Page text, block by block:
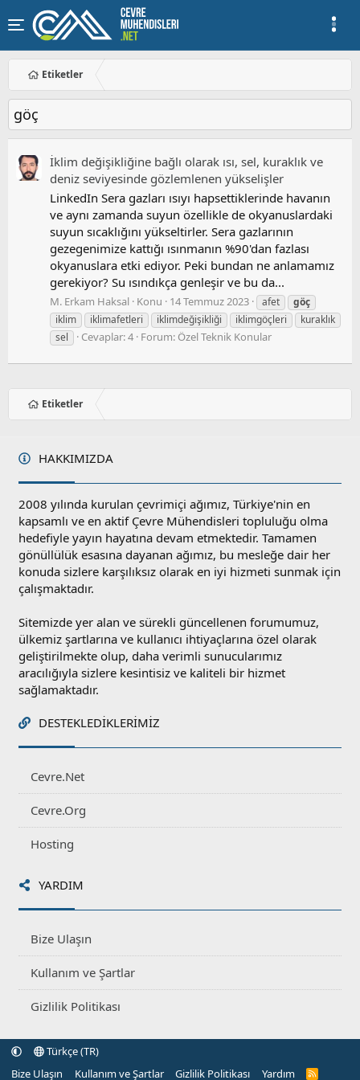
Etiketler
göç
İklim değişikliğine bağlı olarak ısı, sel, kuraklık ve
deniz seviyesinde gözlemlenen yükselişler
LinkedIn Sera gazları ısıyı hapsettiklerinde havanın
ve aynı zamanda suyun özellikle de okyanuslardaki
suyun sıcaklığını yükseltirler. Sera gazlarının
gezegenimize kattığı ısınmanın %90'dan fazlası
okyanuslara etki ediyor. Peki bundan ne anlamamız
gerekiyor? Su ısındıkça genleşir ve bu da...
M. Erkam Haksal Konu 14 Temmuz 2023 afet
göç
iklim
iklimafetleri iklimdeğişikliği iklimgöçleri
kuraklık
sel
Cevaplar: 4 Forum: Özel Teknik Konular
Etiketler
HAKKIMIZDA
2008 yılında kurulan çevrimiçi ağımız, Türkiye'nin en
kapsamlı ve en aktif Çevre Mühendisleri topluluğu olma
hedefiyle yayın hayatına devam etmektedir. Tamamen
gönüllülük esasına dayanan ağımız, bu mesleğe dair her
konuda sizlere karşılıksız olarak en iyi hizmeti sunmak için
çalışmaktadır.
Sitemizde yer alan ve sürekli güncellenen forumumuz,
ülkemiz şartlarına ve kullanıcı ihtiyaçlarına özel olarak
geliştirilmekte olup, daha verimli sunucularımız
aracılığıyla sizlere kesintisiz ve kaliteli bir hizmet
sağlamaktadır.
DESTEKLEDIKLERIMIZ
Cevre.Net
Cevre.Org
Hosting
YARDIM
Bize Ulaşın
Kullanım ve Şartlar
Gizlilik Politikası
Türkçe (TR)
Bize Ulaşın
Kullanım ve Şartlar Gizlilik Politikası Yardım
R